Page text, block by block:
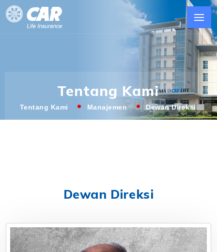
Tentang Kami
Tentang Kami Manajemen Dewan Direksi
Dewan Direksi